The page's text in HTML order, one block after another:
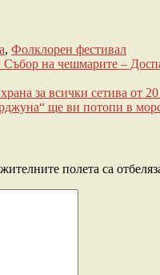
, Фолклорен фестивал
Събор на чешмарите –
за всички сетива от
ще ви потопи в
полета са